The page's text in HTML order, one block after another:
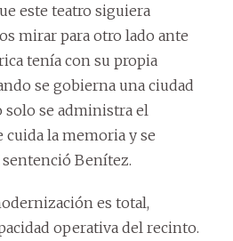
este teatro siguiera
mirar para otro lado ante
tenía con su propia
se gobierna una ciudad
solo se administra el
la memoria y se
Benítez.
es total,
operativa del recinto.